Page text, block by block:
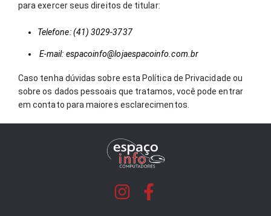
para exercer seus direitos de titular:
Telefone: (41) 3029-3737
E-mail: espacoinfo@lojaespacoinfo.com.br
Caso tenha dúvidas sobre esta Política de Privacidade ou
sobre os dados pessoais que tratamos, você pode entrar
em contato para maiores esclarecimentos.